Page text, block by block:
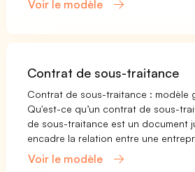
Voir le modèle
Contrat de sous-traitance
Contrat de sous-traitance : modèle
Qu'est-ce qu’un contrat de sous-
de sous-traitance est un document
encadre la relation entre une
Voir le modèle